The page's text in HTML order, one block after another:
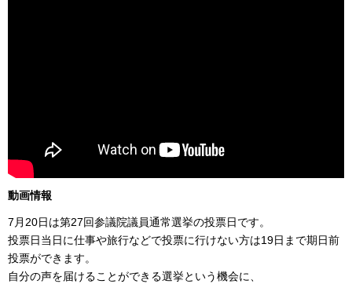
動画情報
7月20日は第27回参議院議員通常選挙の投票日です。
投票日当日に仕事や旅行などで投票に行けない方は19日まで期日前
投票ができます。
自分の声を届けることができる選挙という機会に、